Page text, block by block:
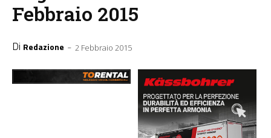
Febbraio 2015
Di Redazione - 2 Febbraio 2015